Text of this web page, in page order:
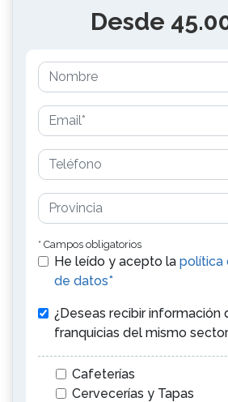
Desde
* Campos obligatorios
He leído y acepto la política
de datos*
¿Deseas recibir información
franquicias del mismo
Cafeterías
Cervecerías y Tapas